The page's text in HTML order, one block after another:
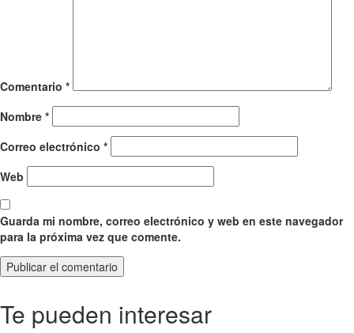
Comentario *
Nombre *
Correo electrónico *
Web
Guarda mi nombre, correo electrónico y web en este navegador
para la próxima vez que comente.
Te pueden interesar